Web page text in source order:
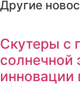
Другие
Скутеры с
солнечной
инновации